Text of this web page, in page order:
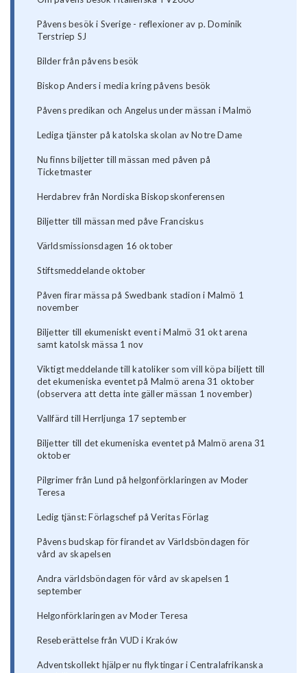
Påvens besök i Sverige - reflexioner av p. Dominik
Terstriep SJ
Bilder från påvens besök
Biskop Anders i media kring påvens besök
Påvens predikan och Angelus under mässan i Malmö
Lediga tjänster på katolska skolan av Notre Dame
Nu finns biljetter till mässan med påven på
Ticketmaster
Herdabrev från Nordiska Biskopskonferensen
Biljetter till mässan med påve Franciskus
Världsmissionsdagen 16 oktober
Stiftsmeddelande oktober
Påven firar mässa på Swedbank stadion i Malmö 1
november
Biljetter till ekumeniskt event i Malmö 31 okt arena
samt katolsk mässa 1 nov
Viktigt meddelande till katoliker som vill köpa biljett till
det ekumeniska eventet på Malmö arena 31 oktober
(observera att detta inte gäller mässan 1 november)
Vallfärd till Herrljunga 17 september
Biljetter till det ekumeniska eventet på Malmö arena 31
oktober
Pilgrimer från Lund på helgonförklaringen av Moder
Teresa
Ledig tjänst: Förlagschef på Veritas Förlag
Påvens budskap för firandet av Världsböndagen för
vård av skapelsen
Andra världsböndagen för vård av skapelsen 1
september
Helgonförklaringen av Moder Teresa
Reseberättelse från VUD i Kraków
Adventskollekt hjälper nu flyktingar i Centralafrikanska